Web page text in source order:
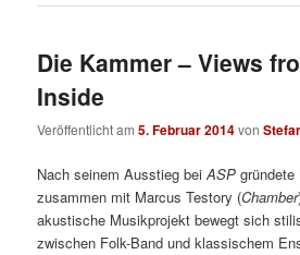
Die Kammer – Views
Inside
Veröffentlicht am5. Februar 2014von
Nach seinem Ausstieg beiASP gründete
zusammen mit Marcus Testory (Chamber
akustische Musikprojekt bewegt sich
zwischen Folk-Band und klassischem